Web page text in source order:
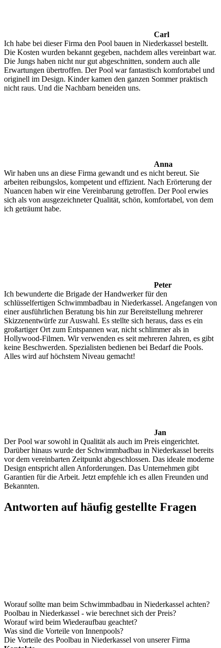
Carl
Ich habe bei dieser Firma den Pool bauen in Niederkassel bestellt.
Die Kosten wurden bekannt gegeben, nachdem alles vereinbart war.
Die Jungs haben nicht nur gut abgeschnitten, sondern auch alle
Erwartungen übertroffen. Der Pool war fantastisch komfortabel und
originell im Design. Kinder kamen den ganzen Sommer praktisch
nicht raus. Und die Nachbarn beneiden uns.
Anna
Wir haben uns an diese Firma gewandt und es nicht bereut. Sie
arbeiten reibungslos, kompetent und effizient. Nach Erörterung der
Nuancen haben wir eine Vereinbarung getroffen. Der Pool erwies
sich als von ausgezeichneter Qualität, schön, komfortabel, von dem
ich geträumt habe.
Peter
Ich bewunderte die Brigade der Handwerker für den
schlüsselfertigen Schwimmbadbau in Niederkassel. Angefangen von
einer ausführlichen Beratung bis hin zur Bereitstellung mehrerer
Skizzenentwürfe zur Auswahl. Es stellte sich heraus, dass es ein
großartiger Ort zum Entspannen war, nicht schlimmer als in
Hollywood-Filmen. Wir verwenden es seit mehreren Jahren, es gibt
keine Beschwerden. Spezialisten bedienen bei Bedarf die Pools.
Alles wird auf höchstem Niveau gemacht!
Jan
Der Pool war sowohl in Qualität als auch im Preis eingerichtet.
Darüber hinaus wurde der Schwimmbadbau in Niederkassel bereits
vor dem vereinbarten Zeitpunkt abgeschlossen. Das ideale moderne
Design entspricht allen Anforderungen. Das Unternehmen gibt
Garantien für die Arbeit. Jetzt empfehle ich es allen Freunden und
Bekannten.
Antworten auf häufig gestellte Fragen
Worauf sollte man beim Schwimmbadbau in Niederkassel achten?
Poolbau in Niederkassel - wie berechnet sich der Preis?
Worauf wird beim Wiederaufbau geachtet?
Was sind die Vorteile von Innenpools?
Die Vorteile des Poolbau in Niederkassel von unserer Firma